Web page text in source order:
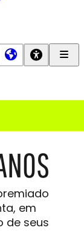
em
de seus